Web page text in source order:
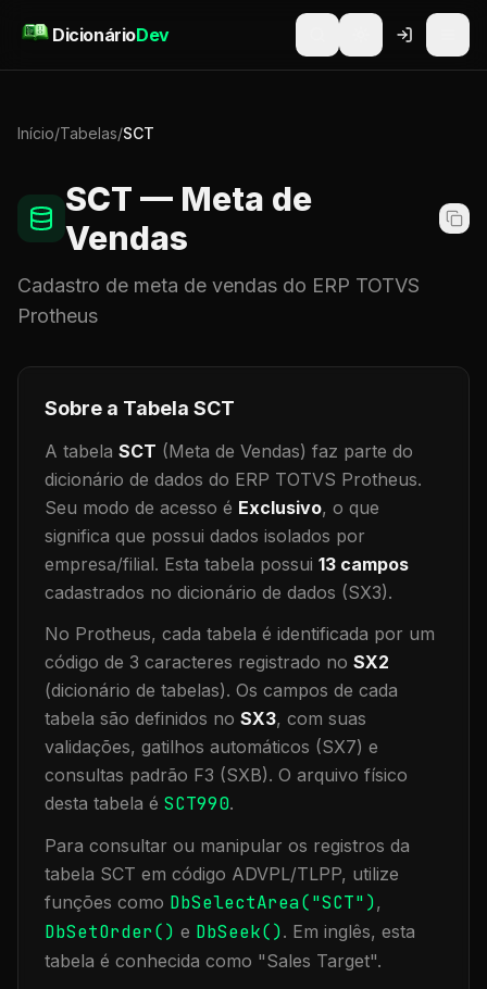
DicionárioDev
Início/Tabelas/SCT
SCT — Meta de
Vendas
Cadastro de meta de vendas do ERP TOTVS
Protheus
Sobre a Tabela SCT
A tabela SCT (Meta de Vendas) faz parte do
dicionário de dados do ERP TOTVS Protheus.
Seu modo de acesso é Exclusivo, o que
significa que possui dados isolados por
empresa/filial. Esta tabela possui 13 campos
cadastrados no dicionário de dados (SX3).
No Protheus, cada tabela é identificada por um
código de 3 caracteres registrado no SX2
(dicionário de tabelas). Os campos de cada
tabela são definidos no SX3, com suas
validações, gatilhos automáticos (SX7) e
consultas padrão F3 (SXB). O arquivo físico
desta tabela é SCT990.
Para consultar ou manipular os registros da
tabela SCT em código ADVPL/TLPP, utilize
funções como DbSelectArea("SCT"),
DbSetOrder() e DbSeek(). Em inglês, esta
tabela é conhecida como "Sales Target".